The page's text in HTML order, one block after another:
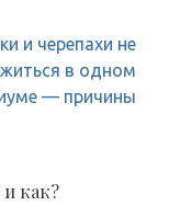
и черепахи не
в одном
— причины
и как?